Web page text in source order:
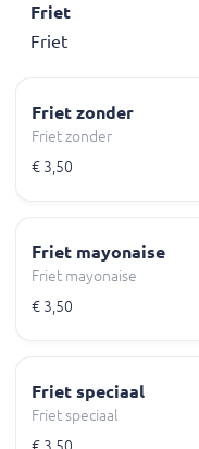
Friet
Friet
Friet zonder
Friet zonder
€ 3,50
Friet mayonaise
Friet mayonaise
€ 3,50
Friet speciaal
Friet speciaal